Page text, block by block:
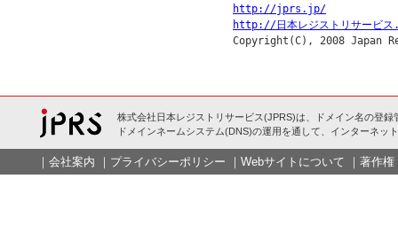
http://jprs.jp/
http://日本レジストリサービ
株式会社日本レジストリサービス(JPRS)は、ドメイン名の登録
ドメインネームシステム(DNS)の運用を通して、インターネッ
｜ 会社案内 ｜ プライバシーポリシー ｜ Webサイトについて ｜ 著作権